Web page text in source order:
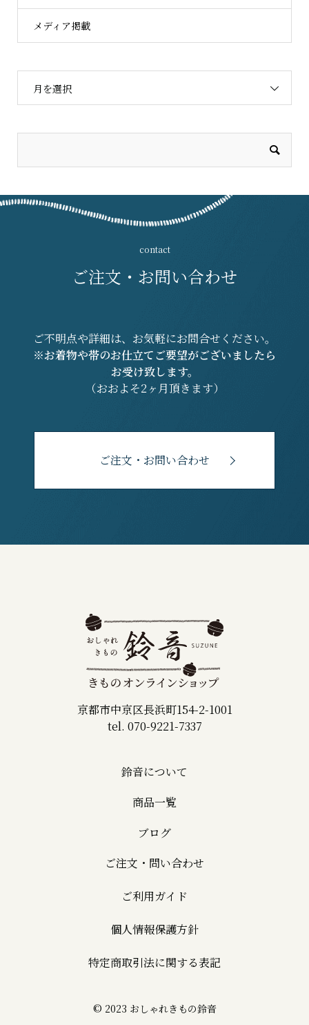
メディア掲載
月を選択
ご注文・お問い合わせ
ご不明点や詳細は、お気軽にお問合せください。
※お着物や帯のお仕立てご要望がございましたら
お受け致します。
（おおよそ2ヶ月頂きます）
ご注文・お問い合わせ
京都市中京区長浜町154-2-1001
tel. 070-9221-7337
鈴音について
商品一覧
ブログ
ご注文・問い合わせ
ご利用ガイド
個人情報保護方針
特定商取引法に関する表記
© 2023 おしゃれきもの鈴音